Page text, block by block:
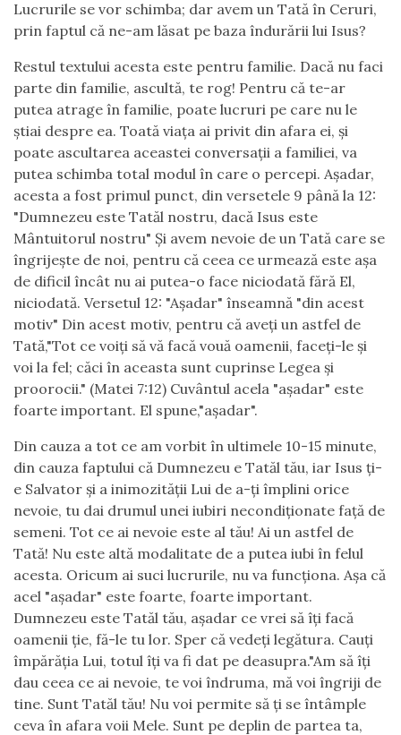
Lucrurile se vor schimba; dar avem un Tată în Ceruri,
prin faptul că ne-am lăsat pe baza îndurării lui Isus?
Restul textului acesta este pentru familie. Dacă nu faci
parte din familie, ascultă, te rog! Pentru că te-ar
putea atrage în familie, poate lucruri pe care nu le
știai despre ea. Toată viața ai privit din afara ei, și
poate ascultarea aceastei conversații a familiei, va
putea schimba total modul în care o percepi. Așadar,
acesta a fost primul punct, din versetele 9 până la 12:
"Dumnezeu este Tatăl nostru, dacă Isus este
Mântuitorul nostru" Și avem nevoie de un Tată care se
îngrijește de noi, pentru că ceea ce urmează este așa
de dificil încât nu ai putea-o face niciodată fără El,
niciodată. Versetul 12: "Așadar" înseamnă "din acest
motiv" Din acest motiv, pentru că aveți un astfel de
Tată,"Tot ce voiți să vă facă vouă oamenii, faceți-le și
voi la fel; căci în aceasta sunt cuprinse Legea și
proorocii." (Matei 7:12) Cuvântul acela "așadar" este
foarte important. El spune,"așadar".
Din cauza a tot ce am vorbit în ultimele 10-15 minute,
din cauza faptului că Dumnezeu e Tatăl tău, iar Isus ți-
e Salvator și a inimozității Lui de a-ți împlini orice
nevoie, tu dai drumul unei iubiri necondiționate față de
semeni. Tot ce ai nevoie este al tău! Ai un astfel de
Tată! Nu este altă modalitate de a putea iubi în felul
acesta. Oricum ai suci lucrurile, nu va funcționa. Așa că
acel "așadar" este foarte, foarte important.
Dumnezeu este Tatăl tău, așadar ce vrei să îți facă
oamenii ție, fă-le tu lor. Sper că vedeți legătura. Cauți
împărăția Lui, totul îți va fi dat pe deasupra."Am să îți
dau ceea ce ai nevoie, te voi îndruma, mă voi îngriji de
tine. Sunt Tatăl tău! Nu voi permite să ți se întâmple
ceva în afara voii Mele. Sunt pe deplin de partea ta,